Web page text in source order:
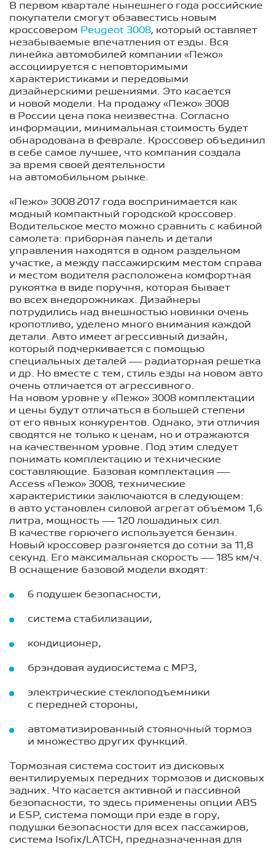
В первом квартале нынешнего года российские
покупатели смогут обзавестись новым
кроссовером Peugeot 3008, который оставляет
незабываемые впечатления от езды. Вся
линейка автомобилей компании «Пежо»
ассоциируется с неповторимыми
характеристиками и передовыми
дизайнерскими решениями. Это касается
и новой модели. На продажу «Пежо» 3008
в России цена пока неизвестна. Согласно
информации, минимальная стоимость будет
обнародована в феврале. Кроссовер объединил
в себе самое лучшее, что компания создала
за время своей деятельности
на автомобильном рынке.
«Пежо» 3008 2017 года воспринимается как
модный компактный городской кроссовер.
Водительское место можно сравнить с кабиной
самолета: приборная панель и детали
управления находятся в одном раздельном
участке, а между пассажирским местом справа
и местом водителя расположена комфортная
рукоятка в виде поручня, которая бывает
во всех внедорожниках. Дизайнеры
потрудились над внешностью новинки очень
кропотливо, уделено много внимания каждой
детали. Авто имеет агрессивный дизайн,
который подчеркивается с помощью
специальных деталей — радиаторная решетка
и др. Но вместе с тем, стиль езды на новом авто
очень отличается от агрессивного.
На новом уровне у «Пежо» 3008 комплектации
и цены будут отличаться в большей степени
от его явных конкурентов. Однако, эти отличия
сводятся не только к ценам, но и отражаются
на качественном уровне. Под этим следует
понимать комплектацию и технические
составляющие. Базовая комплектация —
Access «Пежо» 3008, технические
характеристики заключаются в следующем:
в авто установлен силовой агрегат объемом 1,6
литра, мощность — 120 лошадиных сил.
В качестве горючего используется бензин.
Новый кроссовер разгоняется до сотни за 11,8
секунд. Его максимальная скорость — 185 км/ч.
В оснащение базовой модели входят:
6 подушек безопасности,
система стабилизации,
кондиционер,
брэндовая аудиосистема с MP3,
электрические стеклоподъемники
с передней стороны,
автоматизированный стояночный тормоз
и множество других функций.
Тормозная система состоит из дисковых
вентилируемых передних тормозов и дисковых
задних. Что касается активной и пассивной
безопасности, то здесь применены опции ABS
и ESP, система помощи при езде в гору,
подушки безопасности для всех пассажиров,
система Isofix/LATCH, предназначенная для